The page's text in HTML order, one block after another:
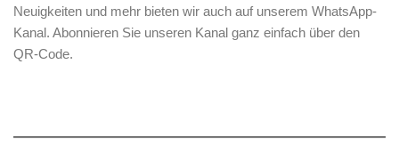
Neuigkeiten und mehr bieten wir auch auf unserem WhatsApp-
Kanal. Abonnieren Sie unseren Kanal ganz einfach über den
QR-Code.